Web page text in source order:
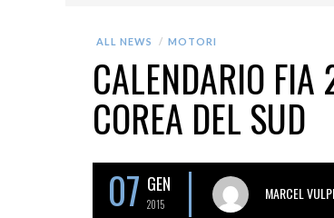
ALL NEWS MOTORI
CALENDARIO FIA
COREA DEL SUD
07 GEN
2015
MARCEL